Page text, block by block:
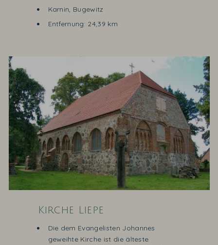
Karnin, Bugewitz
Entfernung: 24,39 km
Kirche Liepe
Die dem Evangelisten Johannes
geweihte Kirche ist die älteste